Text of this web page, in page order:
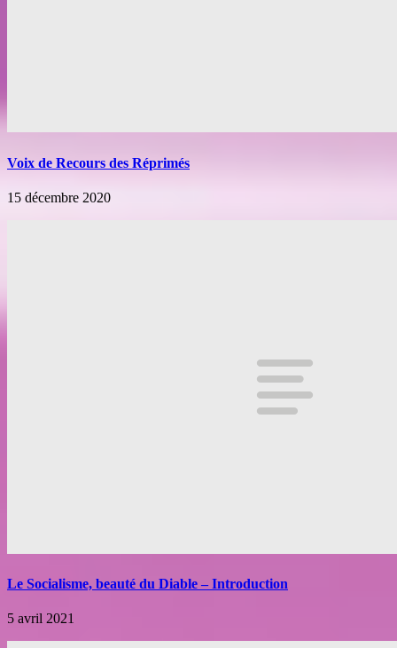
Voix de Recours des Réprimés
15 décembre 2020
Le Socialisme, beauté du Diable – Introduction
5 avril 2021